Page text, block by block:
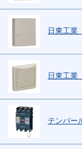
日東工
日東工
テンパー